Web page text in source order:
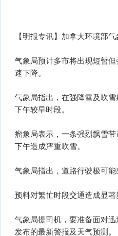
【明报专讯】加拿大环境部
气象局预计多市将出现短暂
速下降。
气象局指出，在强降雪及吹
下午较早时段。
瘤象局表示，一条强烈飘雪
下午造成严重吹雪。
气象局指出，道路行驶极可
预料对繁忙时段交通造成显著
气象局提司机，要准备面对
发布的最新警报及天气预测。